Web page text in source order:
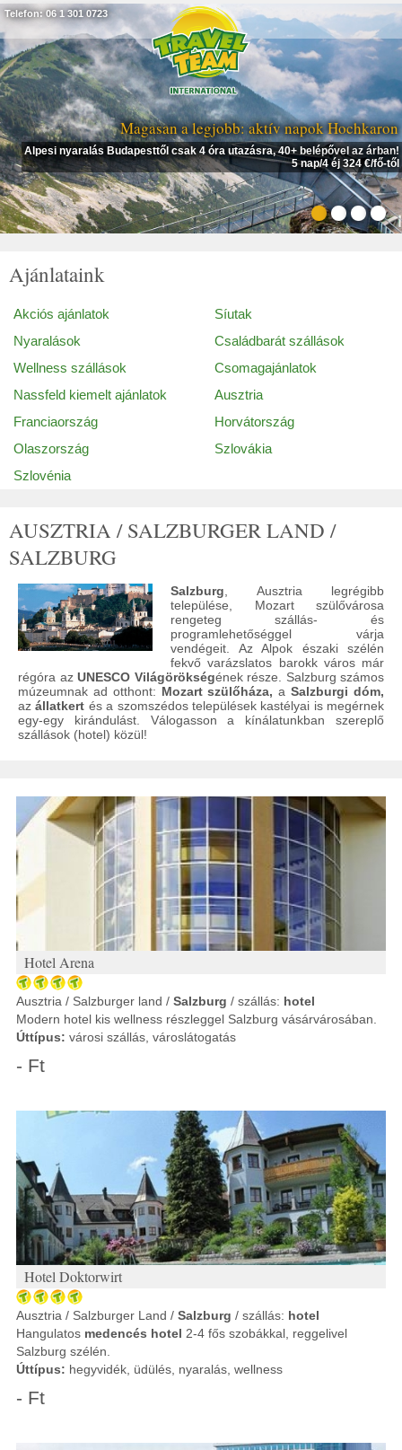
Magasan a legjobb: aktív napok Hochkaron
Alpesi nyaralás Budapesttől csak 4 óra utazásra, 40+ belépővel az árban!
5 nap/4 éj 324 €/fő-től
Telefon: 06 1 301 0723
Ajánlataink
Akciós ajánlatok
Síutak
Nyaralások
Családbarát szállások
Wellness szállások
Csomagajánlatok
Nassfeld kiemelt ajánlatok
Ausztria
Franciaország
Horvátország
Olaszország
Szlovákia
Szlovénia
AUSZTRIA / SALZBURGER LAND /
SALZBURG
Salzburg , Ausztria legrégibb
települése, Mozart szülővárosa
rengeteg szállás- és
programlehetőséggel várja
vendégeit. Az Alpok északi szélén
fekvő varázslatos barokk város már
régóra az UNESCO Világörökségének része. Salzburg számos
múzeumnak ad otthont: Mozart szülőháza,a Salzburgi dóm,
az állatkert és a szomszédos települések kastélyai is megérnek
egy-egy kirándulást. Válogasson a kínálatunkban szereplő
szállások (hotel) közül!
Hotel Arena
Ausztria / Salzburger land / Salzburg / szállás: hotel
Modern hotel kis wellness részleggel Salzburg vásárvárosában.
Úttípus: városi szállás, városlátogatás
- Ft
Hotel Doktorwirt
Ausztria / Salzburger Land / Salzburg / szállás: hotel
Hangulatos medencés hotel 2-4 fős szobákkal, reggelivel
Salzburg szélén.
Úttípus: hegyvidék, üdülés, nyaralás, wellness
- Ft